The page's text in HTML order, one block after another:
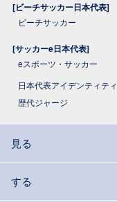
[ビーチサッカー日本代表]
ビーチサッカー
[サッカーe日本代表]
eスポーツ・サッカー
日本代表アイデンティティ
歴代ジャージ
見る
する